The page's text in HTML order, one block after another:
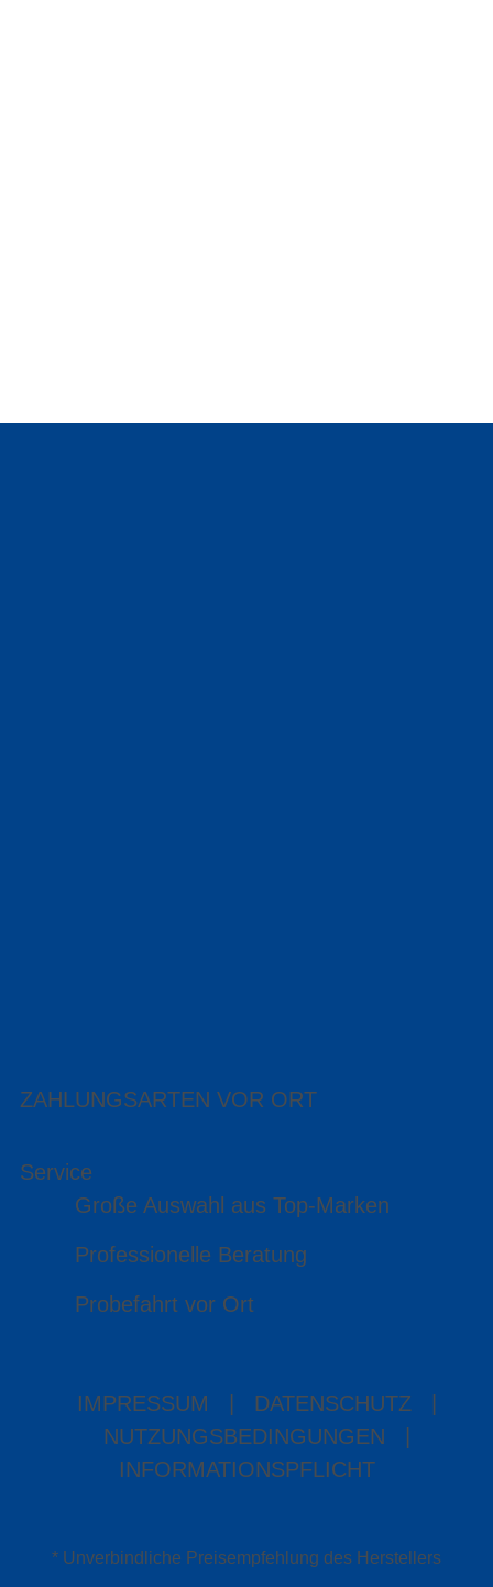
ZAHLUNGSARTEN VOR ORT
Service
Große Auswahl aus Top-Marken
Professionelle Beratung
Probefahrt vor Ort
IMPRESSUM DATENSCHUTZ
NUTZUNGSBEDINGUNGEN
INFORMATIONSPFLICHT
* Unverbindliche Preisempfehlung des Herstellers